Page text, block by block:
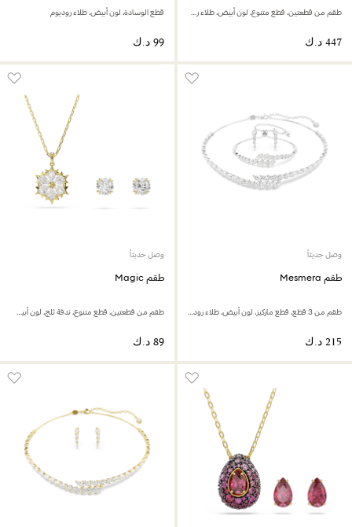
طقم من قطعتين، قطع متنوع، لون أبيض، طلاء روديوم قطع الوسادة، لون أبيض، طلاء روديوم
وصل حديثاً
طقم Mesmera
طقم من 3 قطع، قطع ماركيز، لون أبيض، طلاء روديوم
وصل حديثاً
طقم Magic
طقم من قطعتين، قطع متنوع، ندفة ثلج، لون أبيض، لمسة نهائية من الذهب عيار 18 قيراط